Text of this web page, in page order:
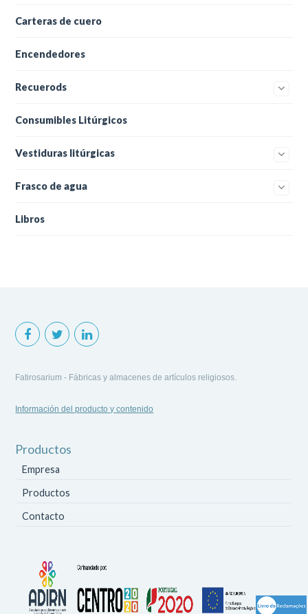
Carteras de cuero
Encendedores
Recuerods
Consumibles Litúrgicos
Vestiduras litúrgicas
Frasco de agua
Libros
Fatirosarium - Fábricas y almacenes de artículos religiosos.
Información del producto y contenido
Productos
Empresa
Productos
Contacto